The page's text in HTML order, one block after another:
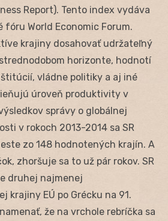
Report). Tento index vydáva
fóru World Economic Forum.
krajiny dosahovať udržateľný
horizonte, hodnotí
vládne politiky a aj iné
úroveň produktivity v
správy o globálnej
v rokoch 2013-2014 sa SR
zo 148 hodnotených krajín. A
zhoršuje sa to už pár rokov. SR
druhej najmenej
krajiny EÚ po Grécku na 91.
že na vrchole rebríčka sa